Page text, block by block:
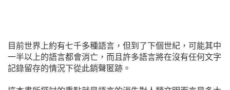
目前世界上約有七千多種語言，但到了下個世紀，可能其中
一半以上的語言都會消亡，而且許多語言將在沒有任何文字
記錄留存的情況下從此銷聲匿跡。